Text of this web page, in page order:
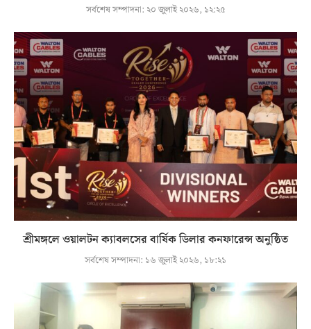
সর্বশেষ সম্পাদনা: ২০ জুলাই ২০২৬, ১২:২৫
শ্রীমঙ্গলে ওয়ালটন ক্যাবলসের বার্ষিক ডিলার কনফারেন্স অনুষ্ঠিত
সর্বশেষ সম্পাদনা: ১৬ জুলাই ২০২৬, ১৮:২১